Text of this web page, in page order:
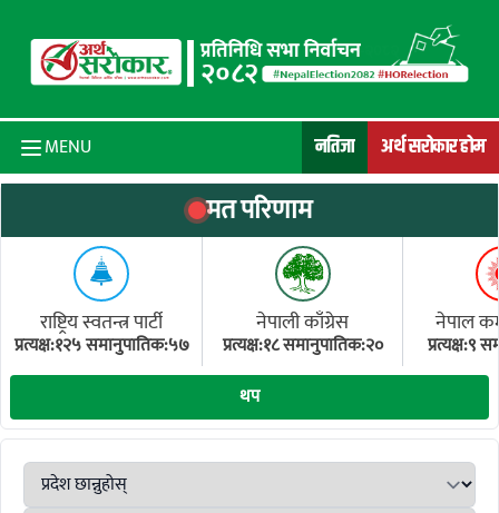
MENU नतिजा अर्थ सरोकार होम
मत परिणाम
राष्ट्रिय स्वतन्त्र पार्टी
प्रत्यक्ष:१२५ समानुपातिक:५७
नेपाली काँग्रेस
प्रत्यक्ष:१८ समानुपातिक:२०
नेपाल
प्रत्यक्ष:९
थप